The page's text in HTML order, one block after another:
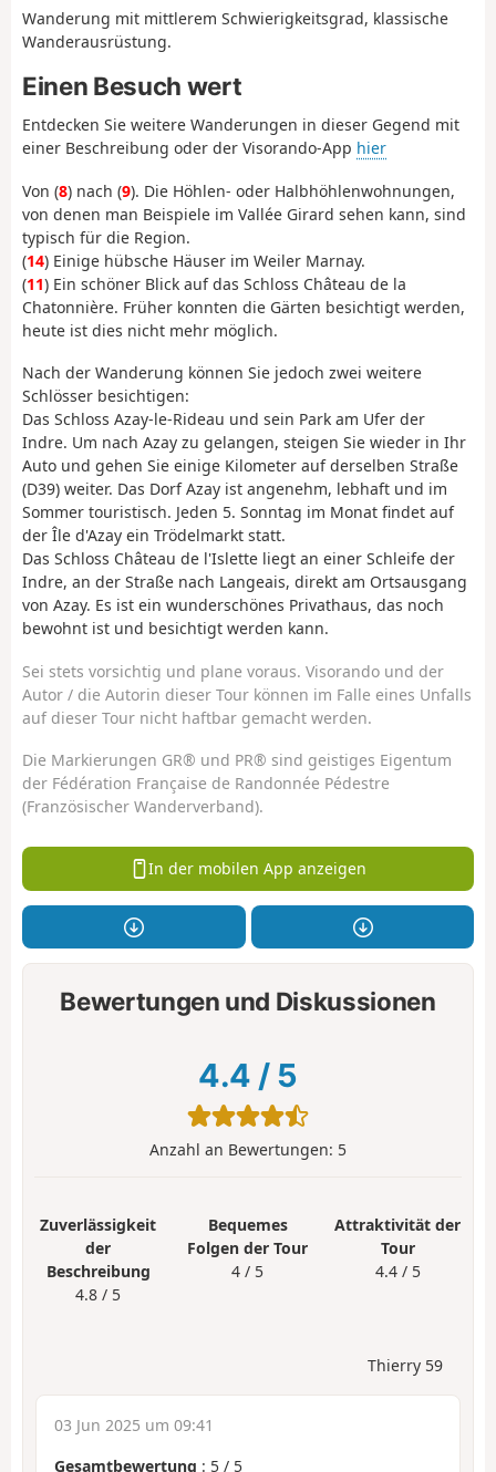
Wanderung mit mittlerem Schwierigkeitsgrad, klassische
Wanderausrüstung.
Einen Besuch wert
Entdecken Sie weitere Wanderungen in dieser Gegend mit
einer Beschreibung oder der Visorando-App hier
Von (8) nach (9). Die Höhlen- oder Halbhöhlenwohnungen,
von denen man Beispiele im Vallée Girard sehen kann, sind
typisch für die Region.
(14) Einige hübsche Häuser im Weiler Marnay.
(11) Ein schöner Blick auf das Schloss Château de la
Chatonnière. Früher konnten die Gärten besichtigt werden,
heute ist dies nicht mehr möglich.
Nach der Wanderung können Sie jedoch zwei weitere
Schlösser besichtigen:
Das Schloss Azay-le-Rideau und sein Park am Ufer der
Indre. Um nach Azay zu gelangen, steigen Sie wieder in Ihr
Auto und gehen Sie einige Kilometer auf derselben Straße
(D39) weiter. Das Dorf Azay ist angenehm, lebhaft und im
Sommer touristisch. Jeden 5. Sonntag im Monat findet auf
der Île d'Azay ein Trödelmarkt statt.
Das Schloss Château de l'Islette liegt an einer Schleife der
Indre, an der Straße nach Langeais, direkt am Ortsausgang
von Azay. Es ist ein wunderschönes Privathaus, das noch
bewohnt ist und besichtigt werden kann.
Sei stets vorsichtig und plane voraus. Visorando und der
Autor / die Autorin dieser Tour können im Falle eines Unfalls
auf dieser Tour nicht haftbar gemacht werden.
Die Markierungen GR® und PR® sind geistiges Eigentum
der Fédération Française de Randonnée Pédestre
(Französischer Wanderverband).
In der mobilen App anzeigen
Bewertungen und Diskussionen
4.4 / 5
Anzahl an Bewertungen: 5
Zuverlässigkeit
der
Beschreibung
4.8 / 5
Bequemes
Folgen der Tour
4 / 5
Attraktivität der
Tour
4.4 / 5
Thierry 59
03 Jun 2025 um 09:41
Gesamtbewertung : 5 / 5